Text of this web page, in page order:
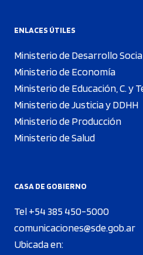
ENLACES ÚTILES
Ministerio de Desarrollo
Ministerio de Economía
Ministerio de Educación, C. y
Ministerio de Justicia y DDHH
Ministerio de Producción
Ministerio de Salud
CASA DE GOBIERNO
Tel +54 385 450-5000
comunicaciones@sde.gob.ar
Ubicada en: